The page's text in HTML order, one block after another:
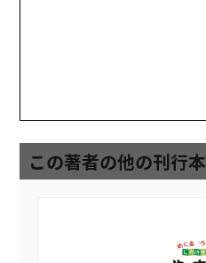
この著者の他の刊行本